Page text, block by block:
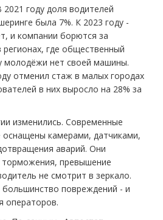
году доля водителей
была 7%. К 2023 году -
и компании борются за
где общественный
молодёжи нет своей машины.
отменил стаж в малых городах
в них выросло на 28% за
изменились. Современные
камерами, датчиками,
аварий. Они
торможения, превышение
не смотрит в зеркало.
повреждений - и
операторов.